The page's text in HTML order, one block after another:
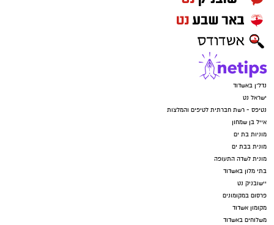
נדל"ן באשדוד
ישראל נט
נטיפס - רשת חברתית לטיפים והמלצות
אייל בן שמחון
מוניות בת ים
מונית בבת ים
מונית לשדה התעופה
בתי מלון באשדוד
יישובניק נט
פרסום במקומונים
מקומון אשדוד
משלוחים באשדוד